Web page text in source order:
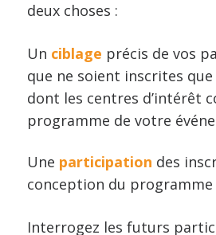
deux choses :
Un ciblage précis de vos
que ne soient inscrites
dont les centres d’intérêt
programme de votre
Une participation des
conception du programme
Interrogez les futurs